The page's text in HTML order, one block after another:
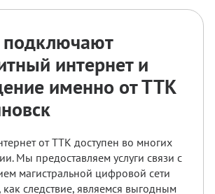
интернет и
именно от ТТК
от ТТК доступен во многих
Мы предоставляем услуги связи с
магистральной цифровой сети
следствие, являемся выгодным